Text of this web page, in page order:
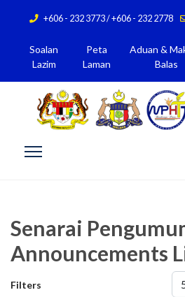
+606 - 232 3773 / +606 - 232 2778
Soalan
Lazim
Peta
Laman
Aduan &
Balas
Senarai
Announcements
Filters